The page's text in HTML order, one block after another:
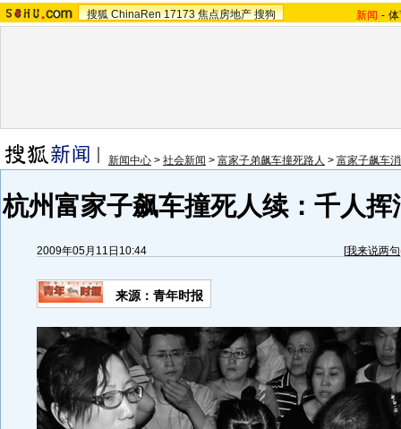
搜狐 ChinaRen 17173 焦点房地产 搜狗 新闻 -
新闻中心 > 社会新闻 > 富家子弟飙车撞死路人 > 富家子飙车
杭州富家子飙车撞死人续：千人挥
2009年05月11日10:44 [我来说两句
来源： 青年时报